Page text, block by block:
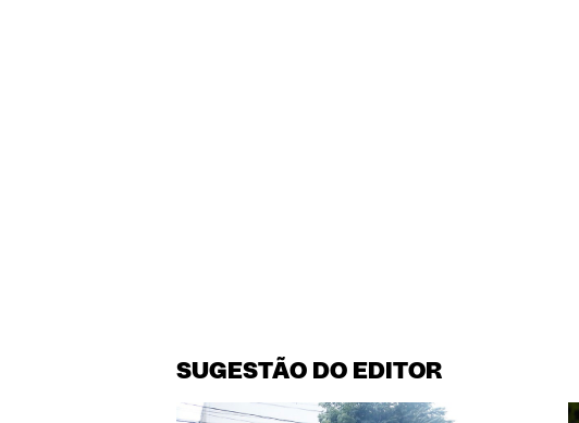
SUGESTÃO DO EDITOR